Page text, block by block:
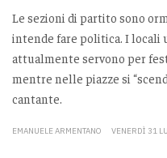
Le sezioni di partito sono
intende fare politica. I locali
attualmente servono per
mentre nelle piazze si
cantante.
EMANUELE ARMENTANO VENERDÌ 31